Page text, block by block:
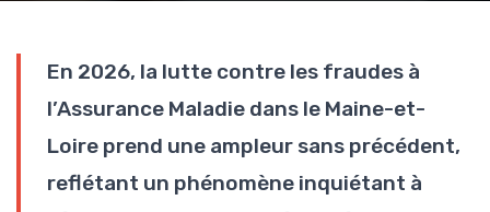
En 2026, la lutte contre les fraudes à
l’Assurance Maladie dans le Maine-et-
Loire prend une ampleur sans précédent,
reflétant un phénomène inquiétant à